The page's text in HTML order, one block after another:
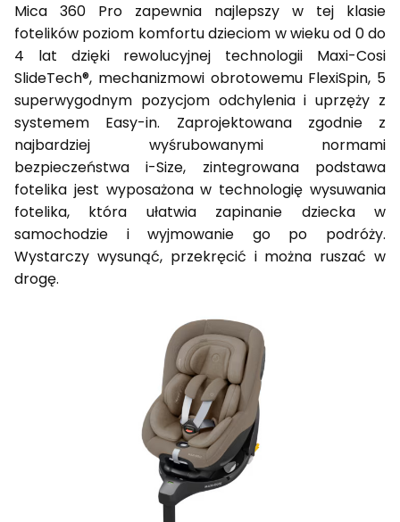
Mica 360 Pro zapewnia najlepszy w tej klasie
fotelików poziom komfortu dzieciom w wieku od 0 do
4 lat dzięki rewolucyjnej technologii Maxi-Cosi
SlideTech®, mechanizmowi obrotowemu FlexiSpin, 5
superwygodnym pozycjom odchylenia i uprzęży z
systemem Easy-in. Zaprojektowana zgodnie z
najbardziej wyśrubowanymi normami
bezpieczeństwa i-Size, zintegrowana podstawa
fotelika jest wyposażona w technologię wysuwania
fotelika, która ułatwia zapinanie dziecka w
samochodzie i wyjmowanie go po podróży.
Wystarczy wysunąć, przekręcić i można ruszać w
drogę.